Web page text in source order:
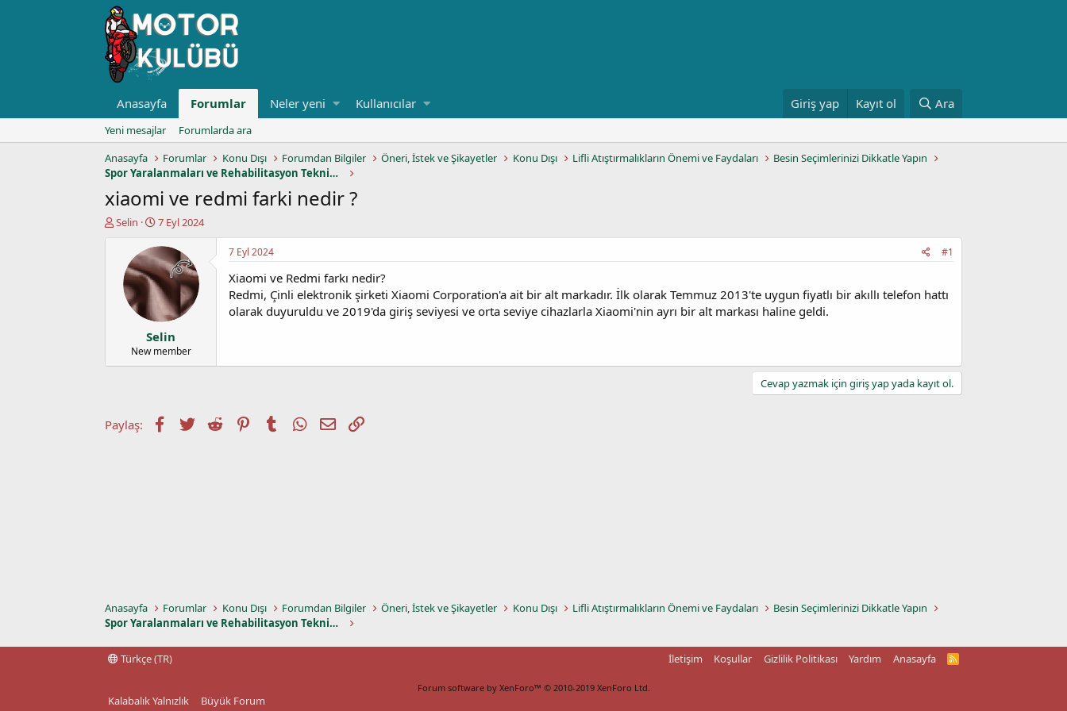
Anasayfa Forumlar Neler yeni Kullanıcılar Giriş yap Kayıt ol Ara
Yeni mesajlar
Forumlarda ara
Anasayfa
Forumlar Konu Dışı Forumdan Bilgiler Öneri, İstek ve Şikayetler Konu Dışı Lifli Atıştırmalıkların Önemi ve Faydaları
Besin Seçimlerinizi Dikkatle Yapın
Spor Yaralanmaları ve Rehabilitasyon Teknikleri
xiaomi ve redmi farki nedir ?
K
a
Selin
B
ş
l
a
n
g
ı
ç
t
a
i
7 Eyl 2024
Selin
New member
7 Eyl 2024 #1
Xiaomi ve Redmi farkı nedir?
Redmi, Çinli elektronik şirketi Xiaomi Corporation'a ait bir alt markadır. İlk olarak Temmuz 2013'te uygun fiyatlı bir akıllı telefon hattı
olarak duyuruldu ve 2019'da giriş seviyesi ve orta seviye cihazlarla Xiaomi'nin ayrı bir alt markası haline geldi.
Cevap yazmak için giriş yap yada kayıt ol.
Paylaş: Facebook
TwitterReddit PinterestTumblrWhatsApp
E-postaLink
Anasayfa Forumlar Konu Dışı Forumdan Bilgiler Öneri, İstek ve Şikayetler Konu Dışı Lifli Atıştırmalıkların Önemi ve Faydaları
Besin Seçimlerinizi Dikkatle Yapın
Spor Yaralanmaları ve Rehabilitasyon Teknikleri
Türkçe (TR) İletişim Koşullar Gizlilik Politikası Yardım Anasayfa
R
Forum software by XenForo™ © 2010-2019 XenForo Ltd.
Kalabalık Yalnızlık Büyük Forum